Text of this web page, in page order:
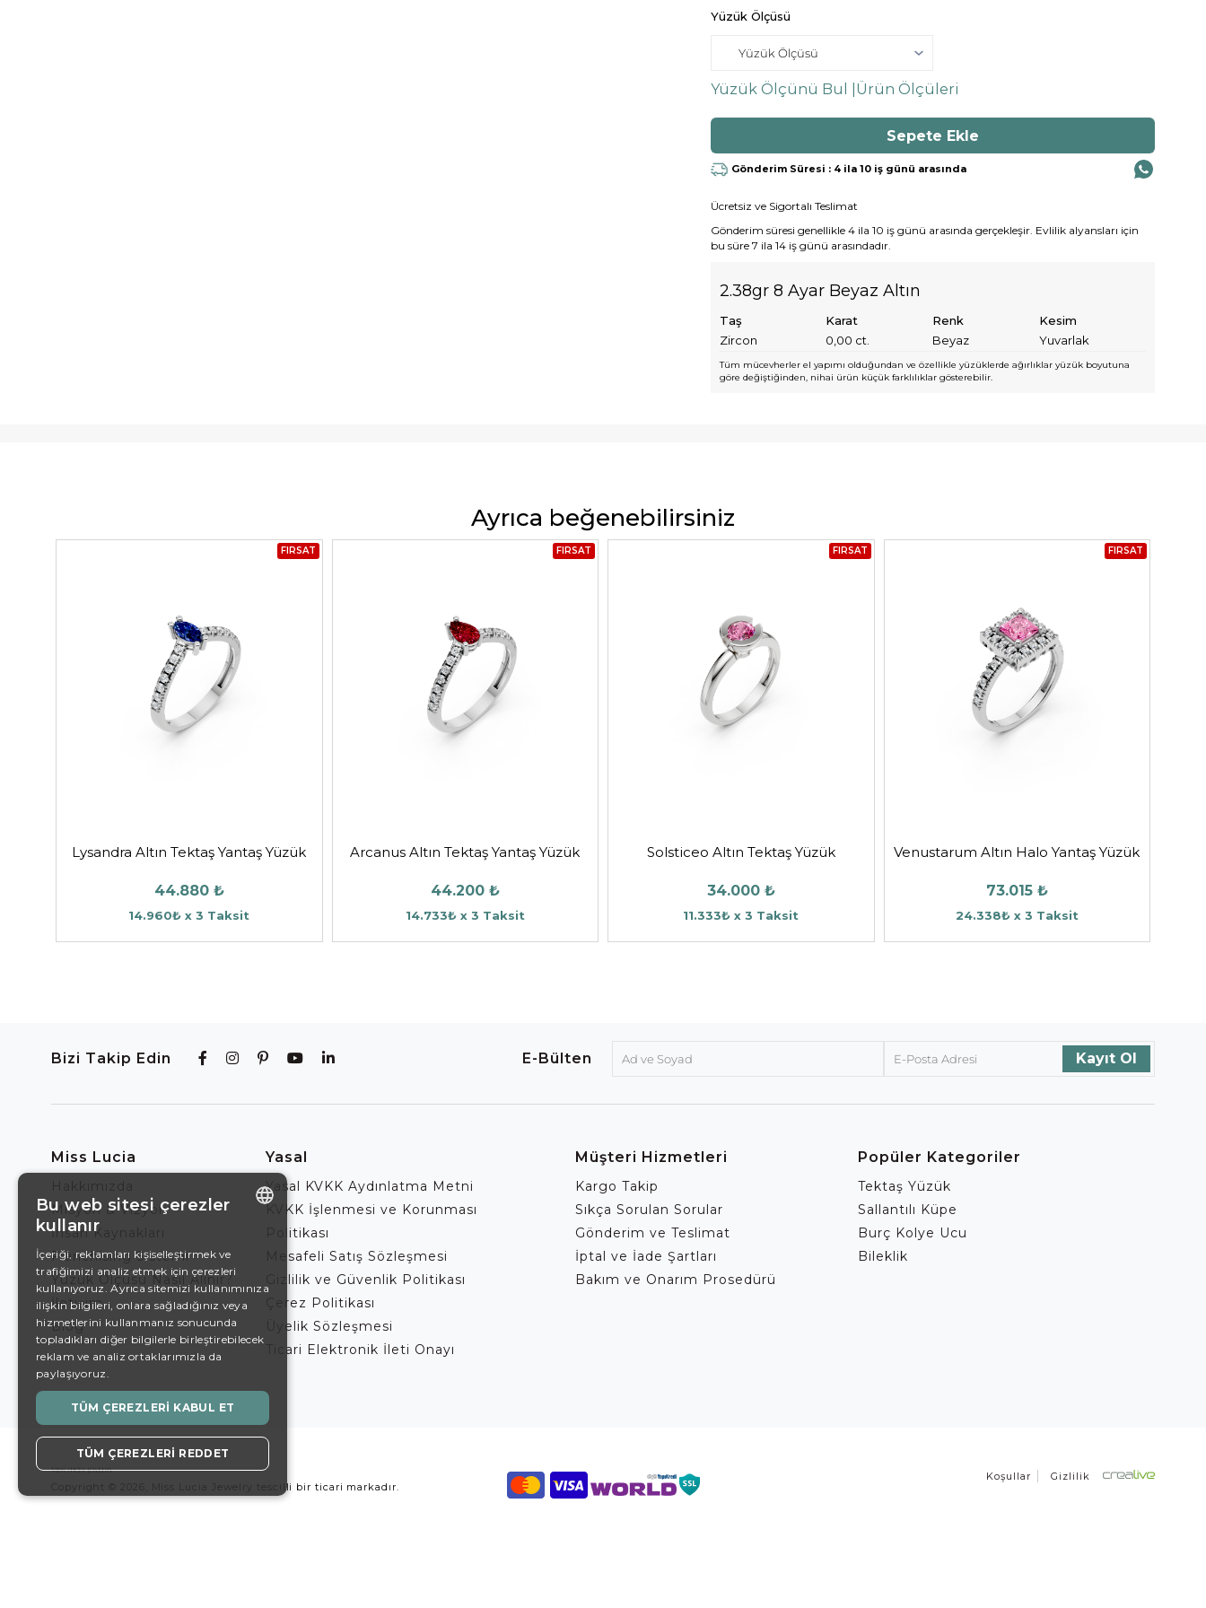
Yüzük Ölçüsü
Yüzük Ölçünü Bul | Ürün Ölçüleri
Gönderim Süresi : 4 ila 10 iş günü arasında
Ücretsiz ve Sigortalı Teslimat
Gönderim süresi genellikle 4 ila 10 iş günü arasında gerçekleşir. Evlilik alyansları için
bu süre 7 ila 14 iş günü arasındadır.
2.38gr 8 Ayar Beyaz Altın
Taş Karat Renk
Kesim
Zircon
0,00 ct. Beyaz Yuvarlak
Tüm mücevherler el yapımı olduğundan ve özellikle yüzüklerde ağırlıklar yüzük boyutuna
göre değiştiğinden, nihai ürün küçük farklılıklar gösterebilir.
Ayrıca beğenebilirsiniz
FIRSAT
Lysandra Altın Tektaş Yantaş Yüzük
44.880 ₺
14.960₺ x 3 Taksit
FIRSAT
Arcanus Altın Tektaş Yantaş Yüzük
44.200 ₺
14.733₺ x 3 Taksit
FIRSAT
Solsticeo Altın Tektaş Yüzük
34.000 ₺
11.333₺ x 3 Taksit
FIRSAT
Venustarum Altın Halo Yantaş Yüzük
73.015 ₺
24.338₺ x 3 Taksit
Bizi Takip Edin E-Bülten
Miss Lucia
Misyon & Vizyon
İnsan Kaynakları
Franchising Sistemi
Yüzük Ölçüsü Nasıl Alınır?
İletişim
Blog
Yasal
Yasal KVKK Aydınlatma Metni
KVKK İşlenmesi ve Korunması
Politikası
Mesafeli Satış Sözleşmesi
Gizlilik ve Güvenlik Politikası
Çerez Politikası
Üyelik Sözleşmesi
Ticari Elektronik İleti Onayı
Müşteri Hizmetleri
Kargo Takip
Sıkça Sorulan Sorular
Gönderim ve Teslimat
İptal ve İade Şartları
Bakım ve Onarım Prosedürü
Popüler Kategoriler
Tektaş Yüzük
Sallantılı Küpe
Burç Kolye Ucu
Bileklik
Copyright © 2026, Miss Lucia Jewelry tescilli bir ticari markadır.
Koşullar Gizlilik
DE
EN
SWEDISH
TURKISH
Bu web sitesi çerezler
kullanır
İçeriği, reklamları kişiselleştirmek ve
trafiğimizi analiz etmek için çerezleri
kullanıyoruz. Ayrıca sitemizi kullanımınıza
ilişkin bilgileri, onlara sağladığınız veya
hizmetlerini kullanmanız sonucunda
topladıkları diğer bilgilerle birleştirebilecek
reklam ve analiz ortaklarımızla da
paylaşıyoruz.
TÜM ÇEREZLERI KABUL ET
TÜM ÇEREZLERI REDDET